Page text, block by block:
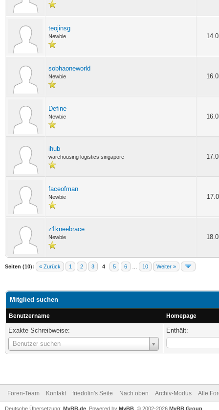
teojinsg
Newbie
sobhaoneworld
Newbie
Define
Newbie
ihub
warehousing logistics singapore
faceofman
Newbie
z1kneebrace
Newbie
Seiten (10): « Zurück 1 2 3 4 5 6 10 Weiter »
Mitglied suchen
Benutzername Homepage
Exakte Schreibweise:
Benutzer suchen
Benutzername
Enthält:
Foren-Team Kontakt friedolin's Seite Nach oben Archiv-Modus Alle
Deutsche Übersetzung: MyBB.de , Powered by MyBB , © 2002-2026 MyBB Group